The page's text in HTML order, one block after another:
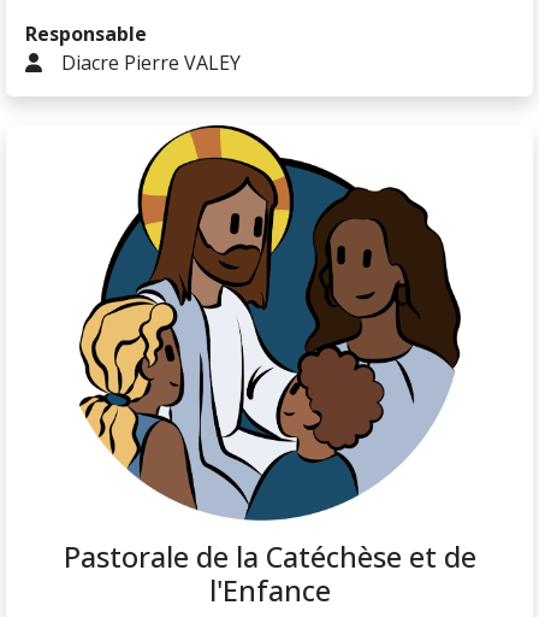
Responsable
Diacre Pierre VALEY
Pastorale de la Catéchèse et de
l'Enfance